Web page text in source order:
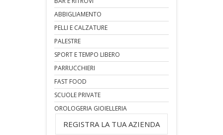
ABBIGLIAMENTO
PELLI E CALZATURE
PALESTRE
SPORT E TEMPO LIBERO
PARRUCCHIERI
FAST FOOD
SCUOLE PRIVATE
OROLOGERIA GIOIELLERIA
REGISTRA LA TUA AZIENDA